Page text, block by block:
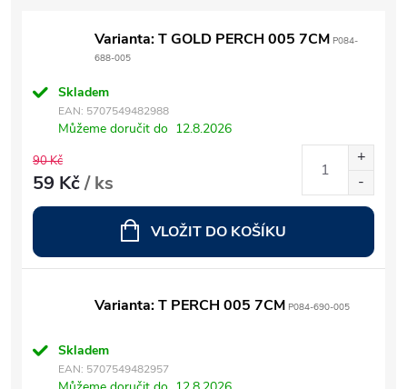
Varianta: T GOLD PERCH 005 7CM P084-
688-005
Skladem
EAN: 5707549482988
Můžeme doručit do 12.8.2026
90 Kč
59 Kč/ ks
VLOŽIT DO KOŠÍKU
Varianta: T PERCH 005 7CM P084-690-005
Skladem
EAN: 5707549482957